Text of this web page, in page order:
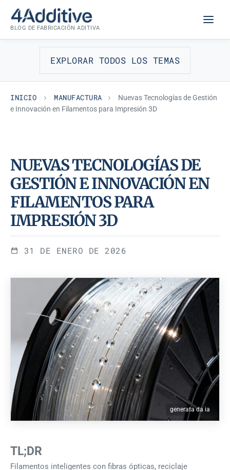
contenido
BLOG DE FABRICACIÓN ADITIVA
EXPLORAR TODOS LOS TEMAS
INICIO MANUFACTURA
Nuevas Tecnologías de Gestión
e Innovación en Filamentos para Impresión 3D
MANUFACTURA
NUEVAS TECNOLOGÍAS DE
GESTIÓN E INNOVACIÓN EN
FILAMENTOS PARA
IMPRESIÓN 3D
31 DE ENERO DE 2026
generata da ia
TL;DR
Filamentos inteligentes con fibras ópticas, reciclaje